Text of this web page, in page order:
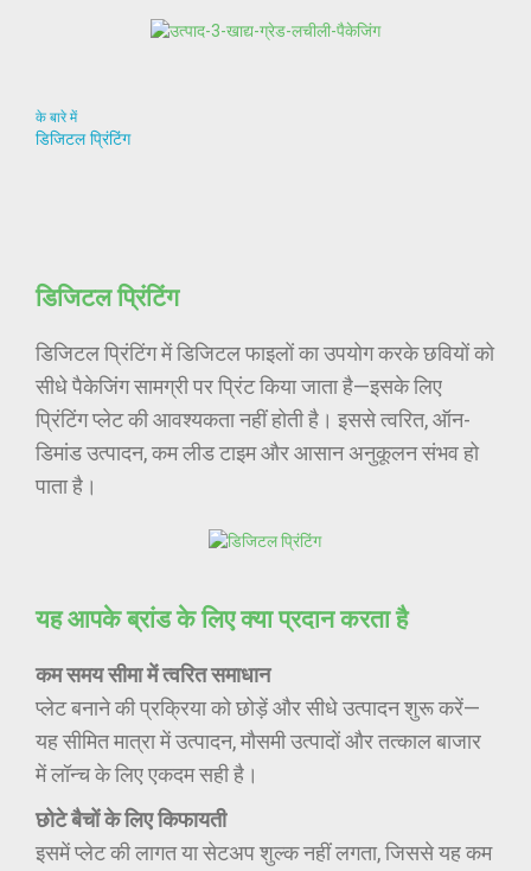
के बारे में
डिजिटल प्रिंटिंग
डिजिटल प्रिंटिंग
डिजिटल प्रिंटिंग में डिजिटल फाइलों का उपयोग करके छवियों को
सीधे पैकेजिंग सामग्री पर प्रिंट किया जाता है—इसके लिए
प्रिंटिंग प्लेट की आवश्यकता नहीं होती है। इससे त्वरित, ऑन-
डिमांड उत्पादन, कम लीड टाइम और आसान अनुकूलन संभव हो
पाता है।
यह आपके ब्रांड के लिए क्या प्रदान करता है
कम समय सीमा में त्वरित समाधान
प्लेट बनाने की प्रक्रिया को छोड़ें और सीधे उत्पादन शुरू करें—
यह सीमित मात्रा में उत्पादन, मौसमी उत्पादों और तत्काल बाजार
में लॉन्च के लिए एकदम सही है।
छोटे बैचों के लिए किफायती
इसमें प्लेट की लागत या सेटअप शुल्क नहीं लगता, जिससे यह कम